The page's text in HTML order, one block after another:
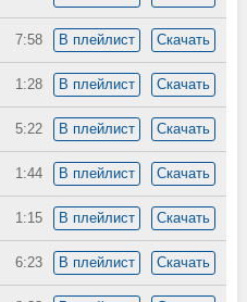
7:58 В плейлист Скачать
1:28 В плейлист Скачать
5:22 В плейлист Скачать
1:44 В плейлист Скачать
1:15 В плейлист Скачать
6:23 В плейлист Скачать